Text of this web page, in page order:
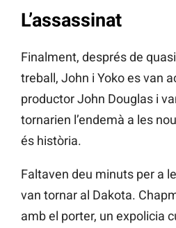
L’assassinat
Finalment, després de
treball, John i Yoko es van
productor John Douglas i
tornarien l’endemà a les
és història.
Faltaven deu minuts per a
van tornar al Dakota.
amb el porter, un expolicia